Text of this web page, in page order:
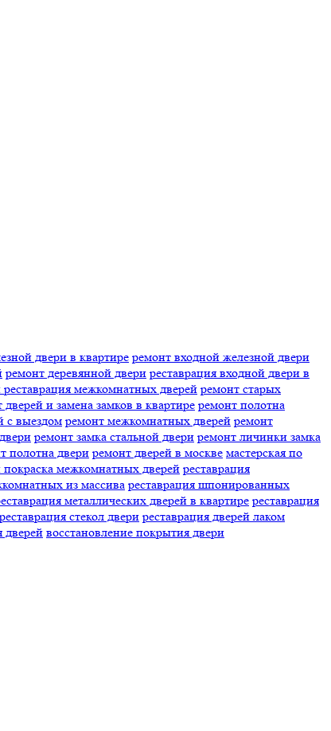
двери в квартире ремонт входной железной двери
ремонт деревянной двери реставрация входной двери в
межкомнатных дверей ремонт старых
дверей и замена замков в квартире ремонт полотна
с выездом ремонт межкомнатных дверей ремонт
ремонт замка стальной двери ремонт личинки замка
полотна двери ремонт дверей в москве мастерская по
покраска межкомнатных дверей реставрация
из массива реставрация шпонированных
металлических дверей в квартире реставрация
реставрация стекол двери реставрация дверей лаком
дверей восстановление покрытия двери